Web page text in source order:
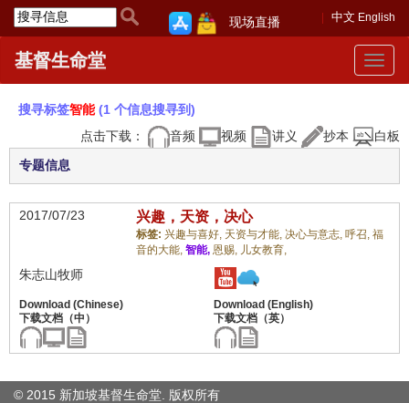
中文 English
现场直播
Toggle
基督生命堂
搜寻标签智能(1 个信息搜寻到)
点击下载：
音频 视频 讲义 抄本 白板
专题信息
2017/07/23 兴趣，天资，决心
标签: 兴趣与喜好, 天资与才能, 决心与意志, 呼召, 福
音的大能, 智能, 恩赐, 儿女教育,
朱志山牧师
© 2015 新加坡基督生命堂. 版权所有